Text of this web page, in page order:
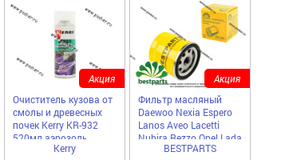
Очиститель кузова от
смолы и древесных
почек Kerry KR-932
520мл аэрозоль
Kerry
Акция
Фильтр масляный
Daewoo Nexia Espero
Lanos Aveo Lacetti
Nubira Rezzo Opel Lada
BESTPARTS BPOF-8825
BESTPARTS
Акция